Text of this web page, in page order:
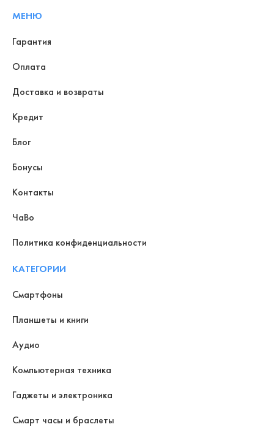
МЕНЮ
Гарантия
Оплата
Доставка и возвраты
Кредит
Блог
Бонусы
Контакты
ЧаВо
Политика конфиденциальности
КАТЕГОРИИ
Смартфоны
Планшеты и книги
Аудио
Компьютерная техника
Гаджеты и электроника
Смарт часы и браслеты